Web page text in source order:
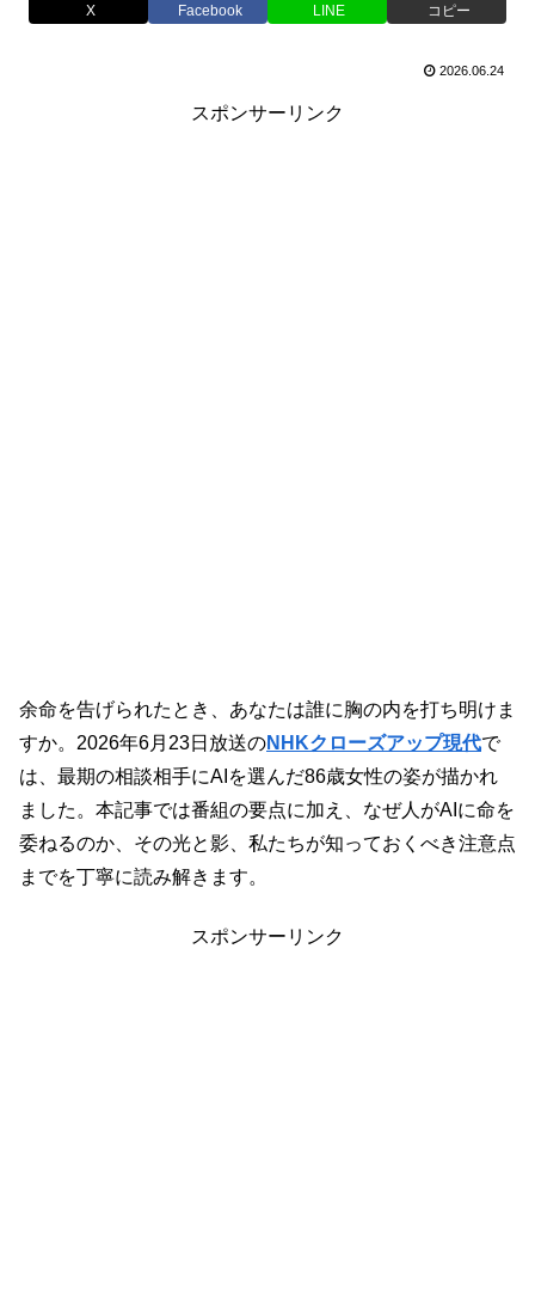
X Facebook LINE コピー
2026.06.24
スポンサーリンク
余命を告げられたとき、あなたは誰に胸の内を打ち明けま
すか。2026年6月23日放送のNHKクローズアップ現代で
は、最期の相談相手にAIを選んだ86歳女性の姿が描かれ
ました。本記事では番組の要点に加え、なぜ人がAIに命を
委ねるのか、その光と影、私たちが知っておくべき注意点
までを丁寧に読み解きます。
スポンサーリンク